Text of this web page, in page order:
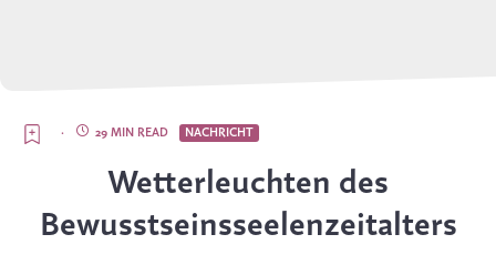
NACHRICHT
29 MIN READ
·
Wetterleuchten des
Bewusstseinsseelenzeitalters